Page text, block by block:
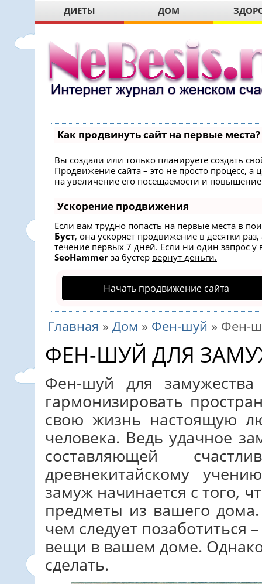
ДИЕТЫ ДОМ
Как продвинуть сайт на первые места?
Вы создали или только планируете создать
Продвижение сайта – это не просто процесс,
на увеличение его посещаемости и
Ускорение продвижения
Если вам трудно попасть на первые места в
Буст, она ускоряет продвижение в десятки
течение первых 7 дней. Если ни один запрос у
SeoHammer за бустер вернут деньги.
Начать продвижение сайта
Главная » Дом » Фен-шуй » Фен-
ФЕН-ШУЙ ДЛЯ
Фен-шуй для
гармонизировать
свою жизнь настоящую
человека. Ведь удачное
составляющей
древнекитайскому
замуж начинается с того,
предметы из вашего
чем следует позаботиться
вещи в вашем доме.
сделать.